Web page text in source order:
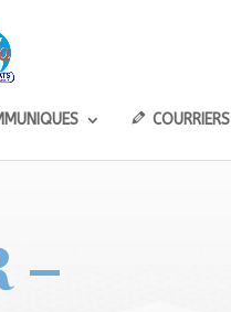
COURRIERS
–